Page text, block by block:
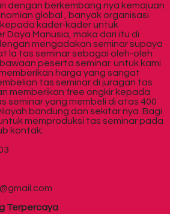
dengan berkembang nya kemajuan
global , banyak organisasi
kader-kader untuk
Daya Manusia, maka dari itu di
mengadakan seminar supaya
la tas seminar sebagai oleh-oleh
peserta seminar. untuk kami
harga yang sangat
tas seminar di juragan tas
memberikan free ongkir kepada
seminar yang membeli di atas 400
bandung dan sekitar nya. Bagi
memproduksi tas seminar pada
kontak:
Terpercaya